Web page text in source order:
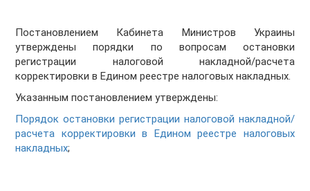
Постановлением Кабинета Министров Украины
утверждены порядки по вопросам остановки
регистрации налоговой накладной/расчета
корректировки в Едином реестре налоговых накладных.
Указанным постановлением утверждены:
Порядок остановки регистрации налоговой накладной/
расчета корректировки в Едином реестре налоговых
накладных;